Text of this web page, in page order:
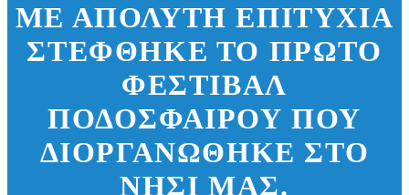
ΜΕ ΑΠΌΛΥΤΗ ΕΠΙΤΥΧΊΑ
ΣΤΈΦΘΗΚΕ ΤΟ ΠΡΏΤΟ
ΦΕΣΤΙΒΆΛ
ΠΟΔΟΣΦΑΊΡΟΥ ΠΟΥ
ΔΙΟΡΓΑΝΏΘΗΚΕ ΣΤΟ
ΝΗΣΊ ΜΑΣ.